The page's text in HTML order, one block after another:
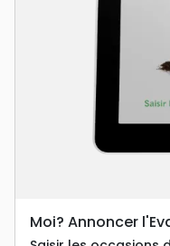
Moi? Annoncer